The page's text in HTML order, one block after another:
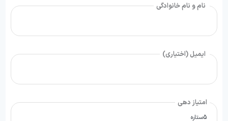
نام و نام خانوادگی
ایمیل (اختیاری)
امتیاز دهی